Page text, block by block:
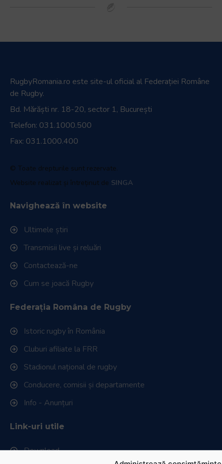
RugbyRomania.ro este site-ul oficial al Federației Române
de Rugby.
Bd. Mărăști nr. 18-20, sector 1, București
Telefon: 031.1000.500
Fax: 031.1000.400
© Toate drepturile sunt rezervate.
Website realizat și întreținut de SINGA
Navighează în website
Ultimele știri
Transmisii live și reluări
Contactează-ne
Cum se joacă Rugby
Federația Româna de Rugby
Istoric rugby în România
Cluburi afiliate la FRR
Stadionul național de rugby
Conducere, comisii și departamente
Info - Anunțuri
Link-uri utile
Download